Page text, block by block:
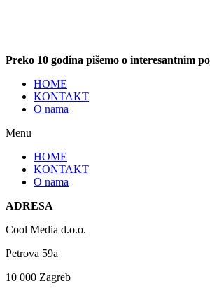
Preko 10 godina pišemo o interesantnim
HOME
KONTAKT
O nama
Menu
HOME
KONTAKT
O nama
ADRESA
Cool Media d.o.o.
Petrova 59a
10 000 Zagreb